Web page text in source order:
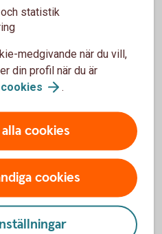
ovanligt att den med lägre
del av föräldraledighet,
att spara.
både vanligt
statistik
medgivande när du vill,
din profil när du är
cookies .
cookies
cookies